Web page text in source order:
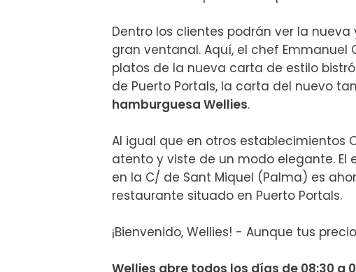
Dentro los clientes podrán ver la
gran ventanal. Aquí, el chef Emmanuel
platos de la nueva carta de estilo
de Puerto Portals, la carta del nuevo
hamburguesa Wellies.
Al igual que en otros establecimientos
atento y viste de un modo elegante. El
en la C/ de Sant Miquel (Palma) es
restaurante situado en Puerto Portals.
¡Bienvenido, Wellies! - Aunque tus
Wellies abre todos los días de 08:30 a